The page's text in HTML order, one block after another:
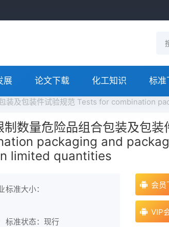
展 论文下载 化工知识 标准
及包装件试验规范 Tests for combination
数量危险品组合包装及包装
packaging and
limited quantities
标准大小：
标准状态：现行
会员
VIP